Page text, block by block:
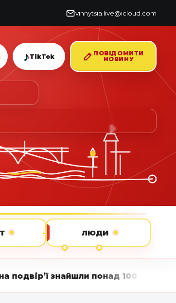
vinnytsia.live@icloud.com
♪ TikTok
ПОВІДОМИТИ
НОВИНУ
ЛЮДИ
понад 100 підозрілих рослин